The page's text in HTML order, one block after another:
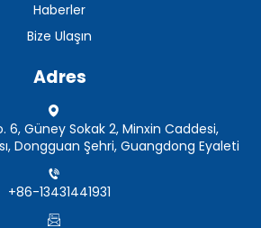
Haberler
Bize Ulaşın
Adres
6, Güney Sokak 2, Minxin Caddesi,
Dongguan Şehri, Guangdong Eyaleti
+86-13431441931